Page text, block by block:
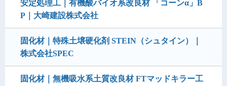
安定処理工｜有機酸バイオ系改良材 「コーンα」B
P｜大崎建設株式会社
固化材｜特殊土壌硬化剤 STEIN（シュタイン）｜
株式会社SPEC
固化材｜無機吸水系土質改良材 FTマッドキラー工